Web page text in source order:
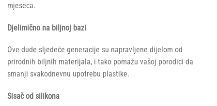
mjeseca.
Djelimično na biljnoj bazi
Ove dude sljedeće generacije su napravljene dijelom od
prirodnih biljnih materijala, i tako pomažu vašoj porodici da
smanji svakodnevnu upotrebu plastike.
Sisač od silikona